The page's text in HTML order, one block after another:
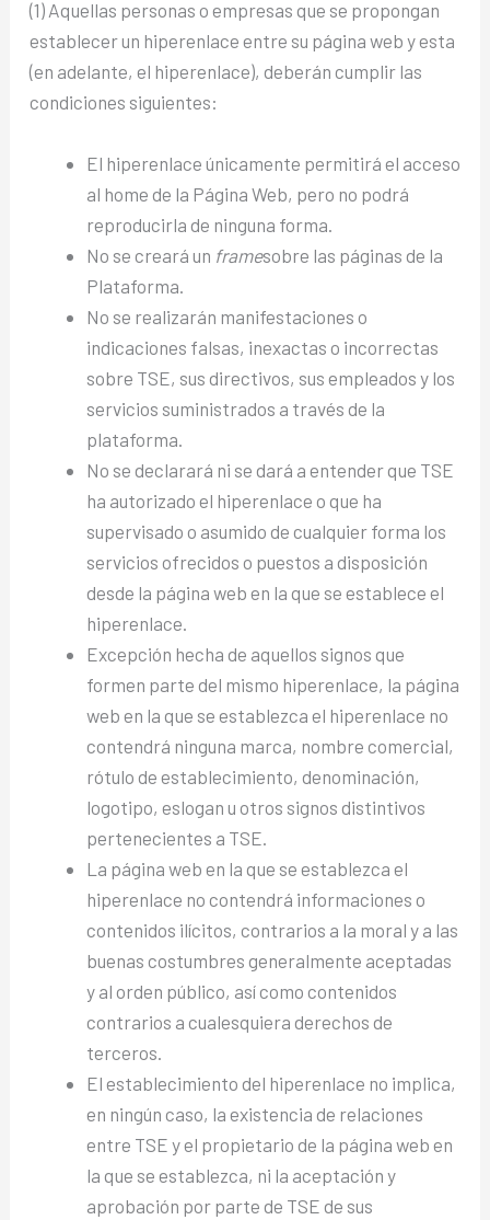
(1) Aquellas personas o empresas que se propongan
establecer un hiperenlace entre su página web y esta
(en adelante, el hiperenlace), deberán cumplir las
condiciones siguientes:
El hiperenlace únicamente permitirá el acceso
al home de la Página Web, pero no podrá
reproducirla de ninguna forma.
No se creará un framesobre las páginas de la
Plataforma.
No se realizarán manifestaciones o
indicaciones falsas, inexactas o incorrectas
sobre TSE, sus directivos, sus empleados y los
servicios suministrados a través de la
plataforma.
No se declarará ni se dará a entender que TSE
ha autorizado el hiperenlace o que ha
supervisado o asumido de cualquier forma los
servicios ofrecidos o puestos a disposición
desde la página web en la que se establece el
hiperenlace.
Excepción hecha de aquellos signos que
formen parte del mismo hiperenlace, la página
web en la que se establezca el hiperenlace no
contendrá ninguna marca, nombre comercial,
rótulo de establecimiento, denominación,
logotipo, eslogan u otros signos distintivos
pertenecientes a TSE.
La página web en la que se establezca el
hiperenlace no contendrá informaciones o
contenidos ilícitos, contrarios a la moral y a las
buenas costumbres generalmente aceptadas
y al orden público, así como contenidos
contrarios a cualesquiera derechos de
terceros.
El establecimiento del hiperenlace no implica,
en ningún caso, la existencia de relaciones
entre TSE y el propietario de la página web en
la que se establezca, ni la aceptación y
aprobación por parte de TSE de sus